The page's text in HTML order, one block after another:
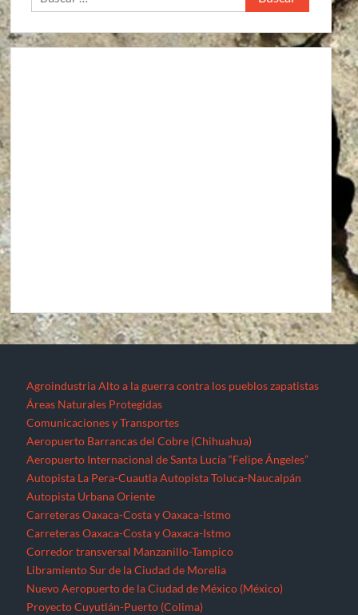
Agroindustria Alto a la guerra contra los pueblos zapatistas
Áreas Naturales Protegidas
Comunicaciones y Transportes
Aeropuerto Barrancas del Cobre (Chihuahua)
Aeropuerto Internacional de Santa Lucía “Felipe Ángeles”
Autopista La Pera-Cuautla Autopista Toluca-Naucalpán
Autopista Urbana Oriente
Carreteras Oaxaca-Costa y Oaxaca-Istmo
Carreteras Oaxaca-Costa y Oaxaca-Istmo
Corredor transversal Manzanillo-Tampico
Libramiento Sur de la Ciudad de Morelia
Nuevo Aeropuerto de la Ciudad de México (México)
Proyecto Cuyutlán-Puerto (Colima)